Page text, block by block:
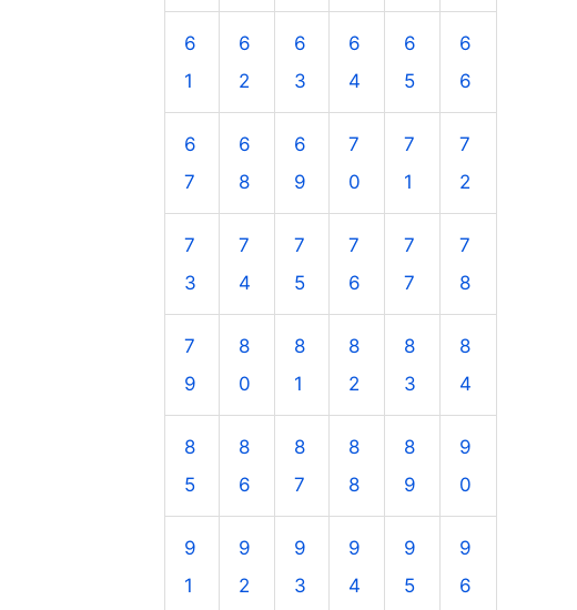
6
1
6
2
6
3
6
4
6
5
6
6
6
7
6
8
6
9
7
0
7
1
7
2
7
3
7
4
7
5
7
6
7
7
7
8
7
9
8
0
8
1
8
2
8
3
8
4
8
5
8
6
8
7
8
8
8
9
9
0
9
1
9
2
9
3
9
4
9
5
9
6